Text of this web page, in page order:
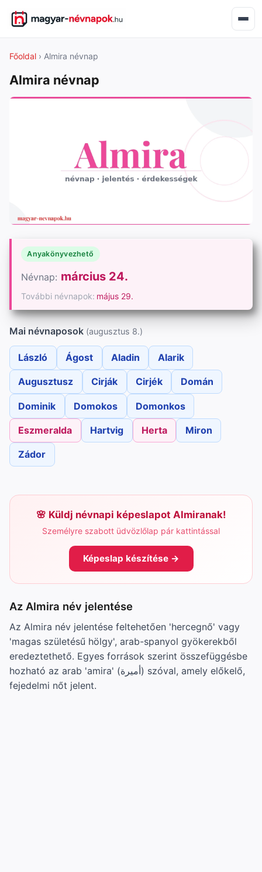
Főoldal › Almira névnap
Almira névnap
Anyakönyvezhető
Névnap: március 24.
További névnapok: május 29.
Mai névnaposok (augusztus 8.)
László Ágost Aladin Alarik
Augusztusz Cirják Cirjék Domán
Dominik Domokos Domonkos
Eszmeralda Hartvig Herta Miron
Zádor
Küldj névnapi képeslapot Almiranak!
Személyre szabott üdvözlőlap pár kattintással
Képeslap készítése →
Az Almira név jelentése
Az Almira név jelentése feltehetően 'hercegnő' vagy
'magas születésű hölgy', arab-spanyol gyökerekből
eredeztethető. Egyes források szerint összefüggésbe
hozható az arab 'amira' (أميرة) szóval, amely előkelő,
fejedelmi nőt jelent.